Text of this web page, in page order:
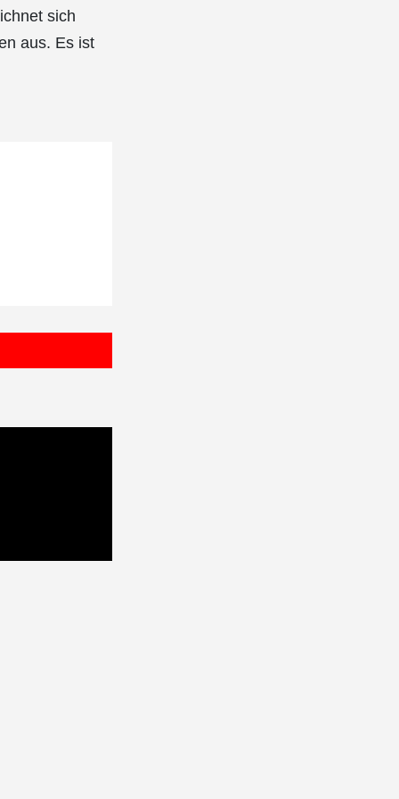
sich
aus. Es ist